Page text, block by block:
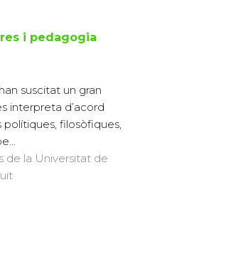
i pedagogia
suscitat un gran
interpreta d’acord
filosòfiques,
de la Universitat de